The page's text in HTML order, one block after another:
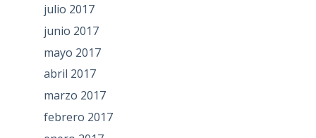
julio 2017
junio 2017
mayo 2017
abril 2017
marzo 2017
febrero 2017